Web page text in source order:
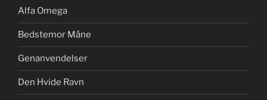
Alfa Omega
Bedstemor Måne
Genanvendelser
Den Hvide Ravn